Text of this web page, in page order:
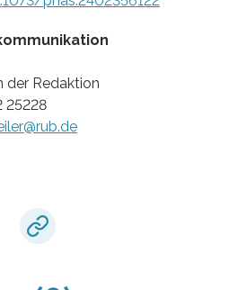
der Redaktion
25228